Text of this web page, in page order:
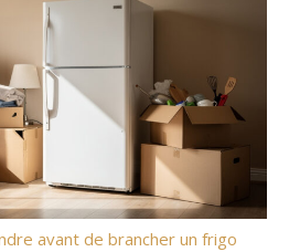
avant de brancher un frigo